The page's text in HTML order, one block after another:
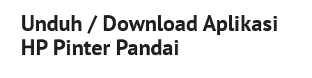
Unduh / Download Aplikasi
HP Pinter Pandai